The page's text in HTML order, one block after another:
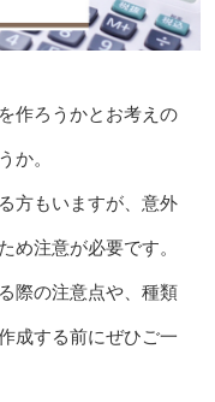
作ろうかとお考えの
か。
方もいますが、意外
め注意が必要です。
際の注意点や、種類
成する前にぜひご一